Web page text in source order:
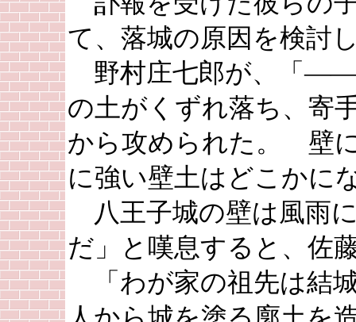
て、落城の原因を検討
野村庄七郎が、「――
の土がくずれ落ち、寄
から攻められた。 壁
に強い壁土はどこかに
八王子城の壁は風雨
だ」と嘆息すると、佐
「わが家の祖先は結